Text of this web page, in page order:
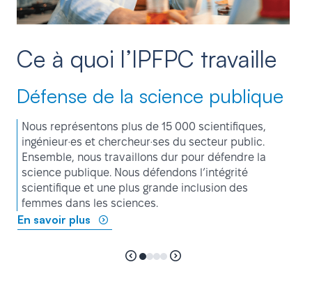
Ce à quoi l’IPFPC travaille
Défense de la science publique
Nous représentons plus de 15 000 scientifiques,
ingénieur·es et chercheur·ses du secteur public.
Ensemble, nous travaillons dur pour défendre la
science publique. Nous défendons l’intégrité
scientifique et une plus grande inclusion des
femmes dans les sciences.
En savoir plus